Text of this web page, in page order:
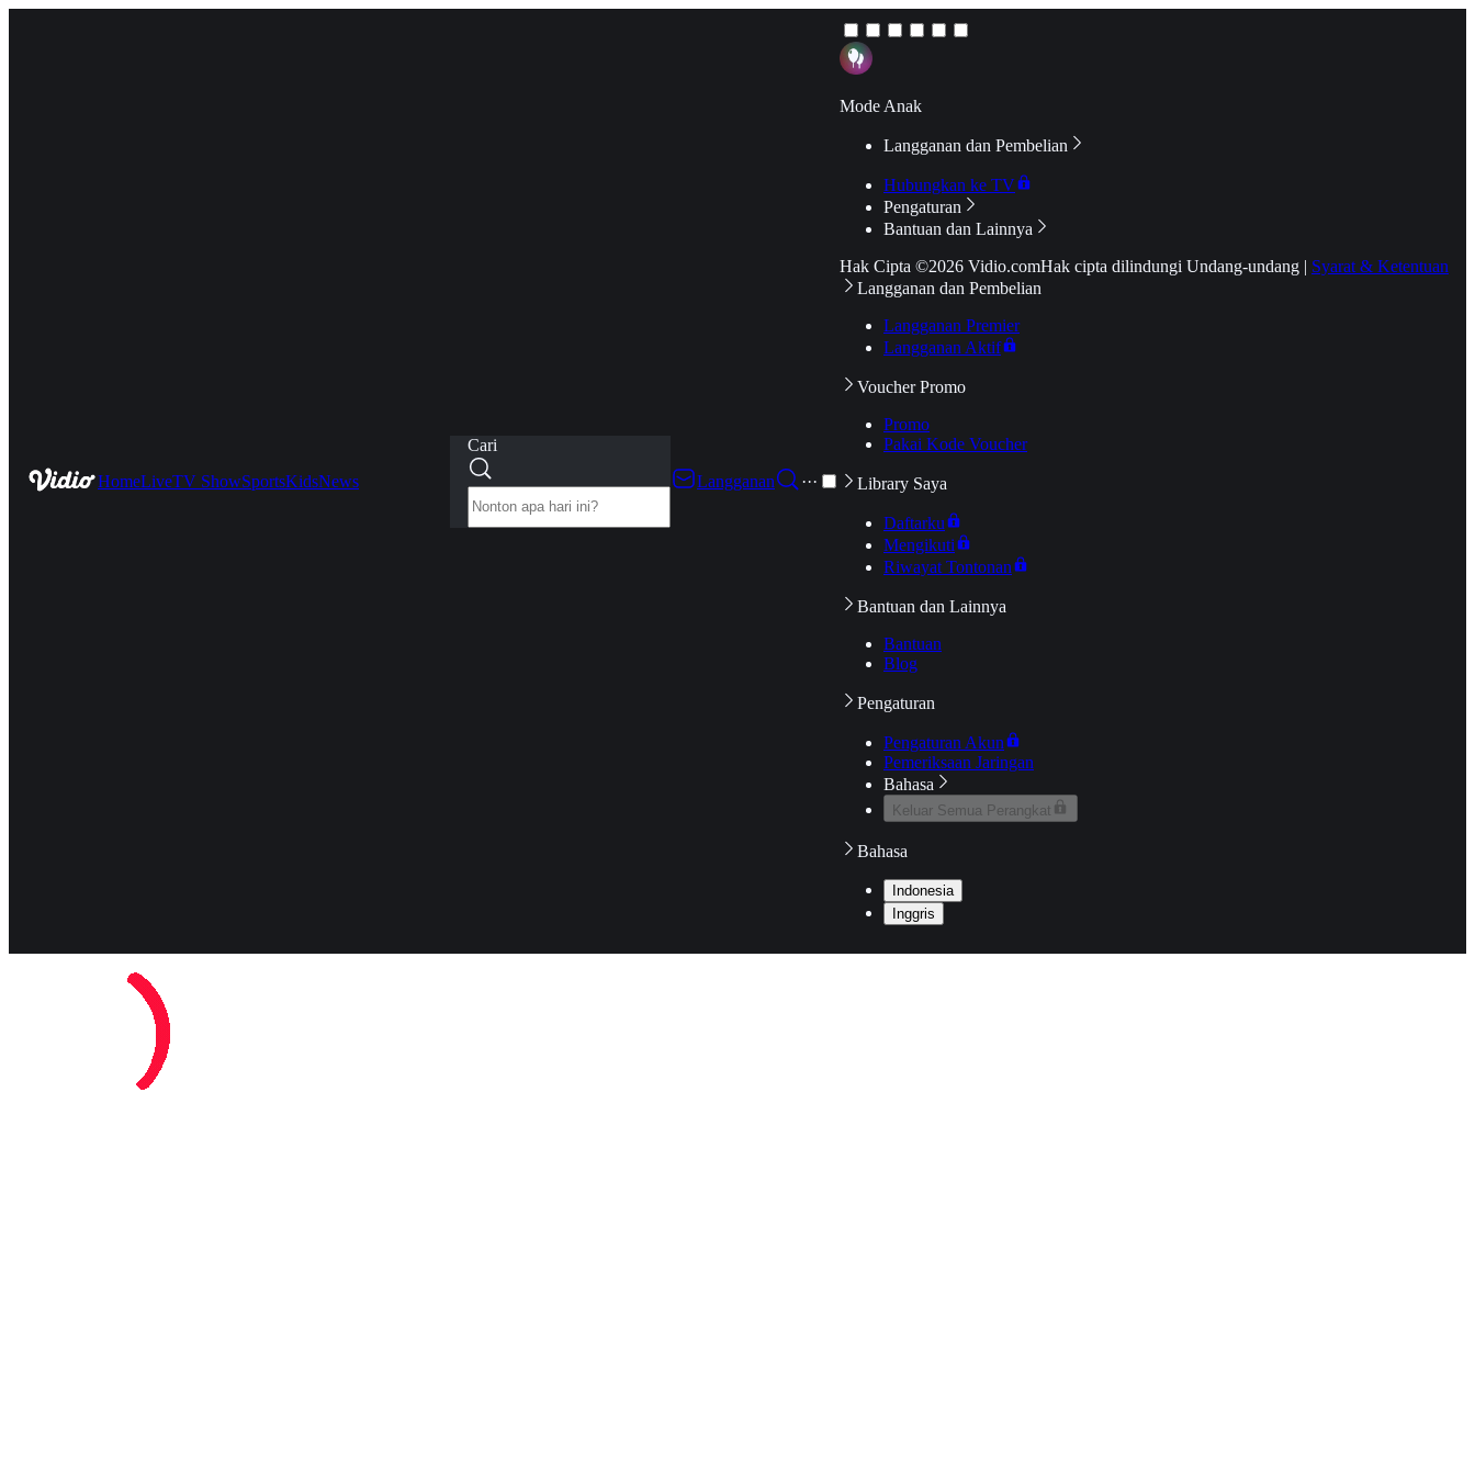
HomeLiveTV ShowSportsKidsNews
Cari
Langganan
···
Mode Anak
Langganan dan Pembelian
Hubungkan ke TV
Pengaturan
Bantuan dan Lainnya
Hak Cipta ©2026 Vidio.comHak cipta dilindungi Undang-undang | Syarat & Ketentuan
Langganan dan Pembelian
Langganan Premier
Langganan Aktif
Voucher Promo
Promo
Pakai Kode Voucher
Library Saya
Daftarku
Mengikuti
Riwayat Tontonan
Bantuan dan Lainnya
Bantuan
Blog
Pengaturan
Pengaturan Akun
Pemeriksaan Jaringan
Bahasa
Keluar Semua Perangkat
Bahasa
Indonesia
Inggris